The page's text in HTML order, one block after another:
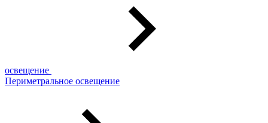
освещение
Периметральное освещение